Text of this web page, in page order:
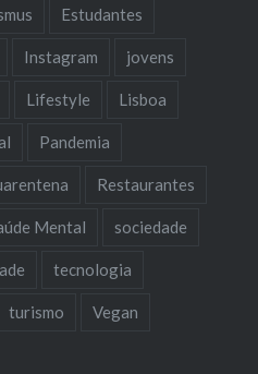
Estudantes
Instagram jovens
Lifestyle Lisboa
Pandemia
Restaurantes
Mental sociedade
tecnologia
turismo Vegan